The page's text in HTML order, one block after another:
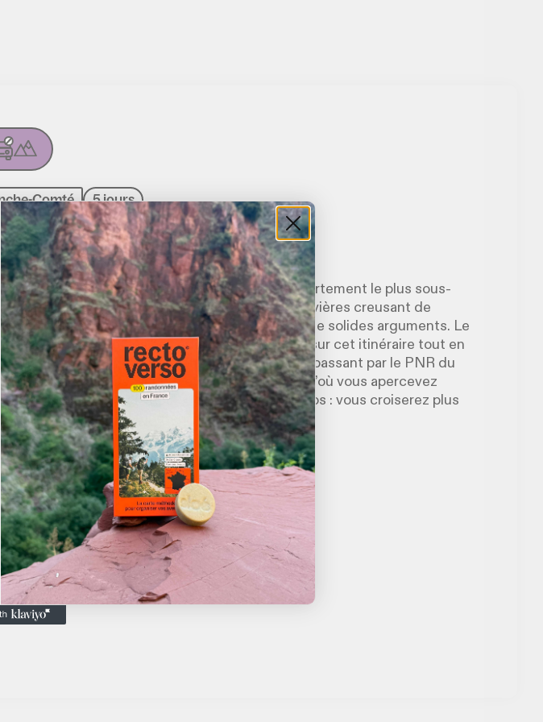
Comté 5 jours
dans le Doubs
et les Vosges, le Doubs est peut-être le département le plus sous-
matière de vélo. Traversé par de nombreuses rivières creusant de
et des vallées à couper le souffle, il a pourtant de solides arguments. Le
chaque instant et les belvédères s'enchaînent sur cet itinéraire tout en
un grand S de Besançon à Montbéliard en passant par le PNR du
les méandres du Dessoubre et le Crêt Monniot d’où vous apercevez
Cinq jours de vélo costaud et de ravito dingos : vous croiserez plus
Comté que de distributeurs de billets.